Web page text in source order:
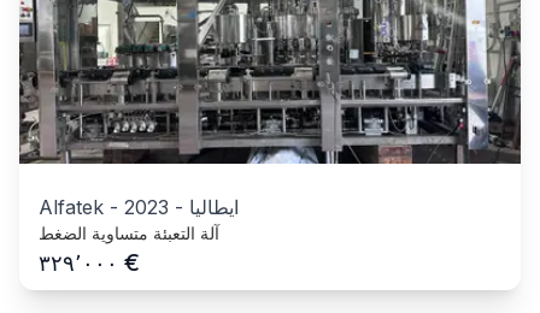
Alfatek - 2023 - ايطاليا
آلة التعبئة متساوية الضغط
٣٢٩٬٠٠٠ €